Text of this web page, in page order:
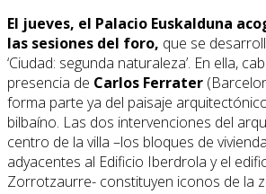
El jueves, el Palacio Euskalduna
las sesiones del foro, que se
‘Ciudad: segunda naturaleza’. En ella,
presencia de Carlos Ferrater
forma parte ya del paisaje
bilbaíno. Las dos intervenciones del
centro de la villa –los bloques de
adyacentes al Edificio Iberdrola y el
Zorrotzaurre- constituyen iconos de la